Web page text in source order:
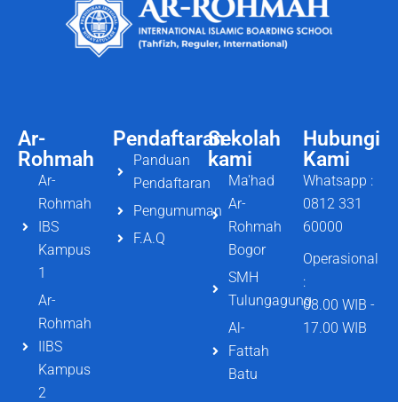
Ar-
Rohmah
Ar-
Rohmah
IBS
Kampus
1
Ar-
Rohmah
IIBS
Kampus
2
Pendaftaran
Panduan
Pendaftaran
Pengumuman
F.A.Q
Hubungi
Kami
Whatsapp :
0812 331
60000
Operasional
:
08.00 WIB -
17.00 WIB
Sekolah
kami
Ma'had
Ar-
Rohmah
Bogor
SMH
Tulungagung
Al-
Fattah
Batu